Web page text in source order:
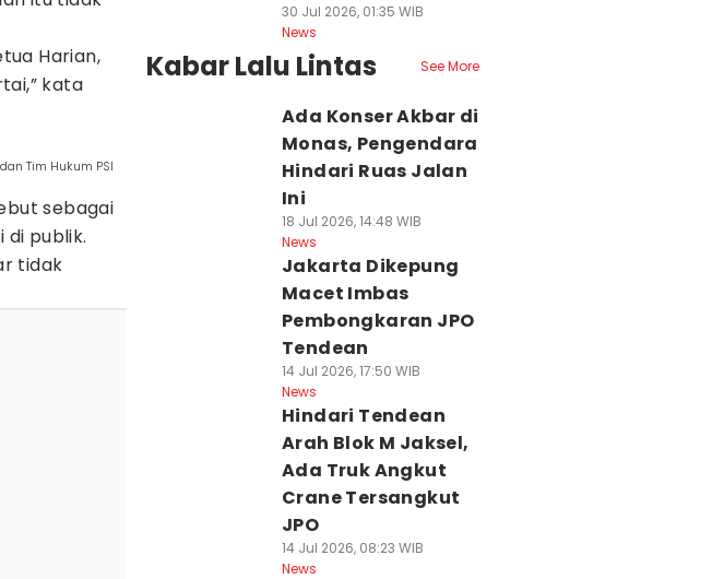
Harian,
kata
Tim Hukum PSI
sebagai
publik.
tidak
30 Jul 2026, 01:35 WIB
News
Kabar Lalu Lintas See More
Ada Konser Akbar di
Monas, Pengendara
Hindari Ruas Jalan
Ini
18 Jul 2026, 14:48 WIB
News
Jakarta Dikepung
Macet Imbas
Pembongkaran JPO
Tendean
14 Jul 2026, 17:50 WIB
News
Hindari Tendean
Arah Blok M Jaksel,
Ada Truk Angkut
Crane Tersangkut
JPO
14 Jul 2026, 08:23 WIB
News